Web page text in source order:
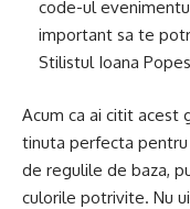
code-ul
important sa te
Stilistul Ioana
Acum ca ai citit acest
tinuta perfecta
de regulile de baza,
culorile potrivite. Nu